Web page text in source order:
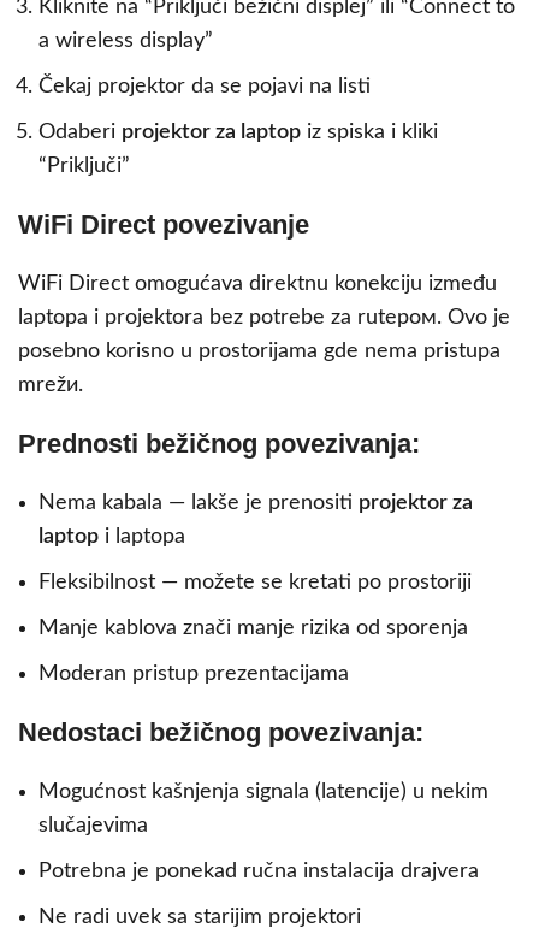
Kliknite na “Priključi bežični displej” ili “Connect to
a wireless display”
Čekaj projektor da se pojavi na listi
Odaberi projektor za laptop iz spiska i kliki
“Priključi”
WiFi Direct povezivanje
WiFi Direct omogućava direktnu konekciju između
laptopa i projektora bez potrebe za rutером. Ovo je
posebno korisno u prostorijama gde nema pristupa
mrežи.
Prednosti bežičnog povezivanja:
Nema kabala — lakše je prenositi projektor za
laptop i laptopa
Fleksibilnost — možete se kretati po prostoriji
Manje kablova znači manje rizika od sporenja
Moderan pristup prezentacijama
Nedostaci bežičnog povezivanja:
Mogućnost kašnjenja signala (latencije) u nekim
slučajevima
Potrebna je ponekad ručna instalacija drajvera
Ne radi uvek sa starijim projektori